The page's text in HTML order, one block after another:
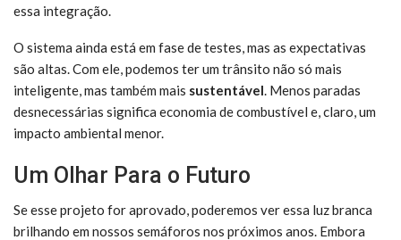
essa integração.
O sistema ainda está em fase de testes, mas as expectativas
são altas. Com ele, podemos ter um trânsito não só mais
inteligente, mas também mais sustentável. Menos paradas
desnecessárias significa economia de combustível e, claro, um
impacto ambiental menor.
Um Olhar Para o Futuro
Se esse projeto for aprovado, poderemos ver essa luz branca
brilhando em nossos semáforos nos próximos anos. Embora